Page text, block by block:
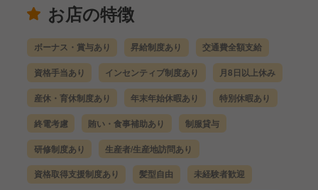
お店の特徴
ボーナス・賞与あり 昇給制度あり 交通費全額支給
資格手当あり インセンティブ制度あり 月8日以上休み
産休・育休制度あり 年末年始休暇あり 特別休暇あり
終電考慮 賄い・食事補助あり 制服貸与
研修制度あり 生産者/生産地訪問あり
資格取得支援制度あり 髪型自由 未経験者歓迎